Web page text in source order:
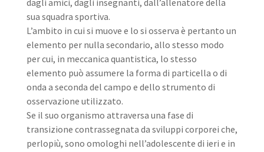
dagli amici, dagli insegnanti, dall’allenatore della
sua squadra sportiva.
L’ambito in cui si muove e lo si osserva è pertanto un
elemento per nulla secondario, allo stesso modo
per cui, in meccanica quantistica, lo stesso
elemento può assumere la forma di particella o di
onda a seconda del campo e dello strumento di
osservazione utilizzato.
Se il suo organismo attraversa una fase di
transizione contrassegnata da sviluppi corporei che,
perlopiù, sono omologhi nell’adolescente di ieri e in